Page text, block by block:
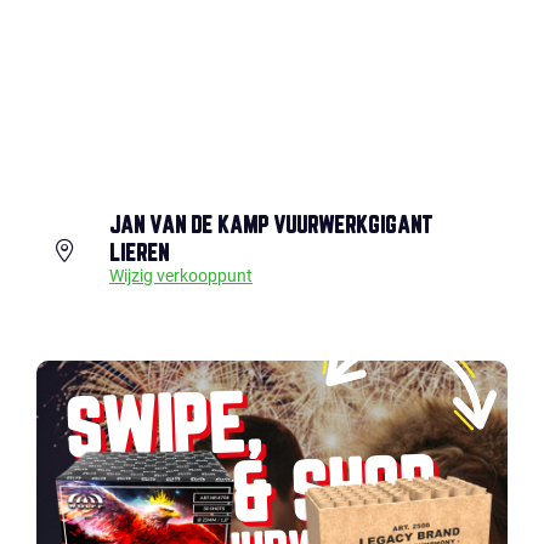
JAN VAN DE KAMP VUURWERKGIGANT
LIEREN
Wijzig verkooppunt
SWIPE,
SPOT & SHOP